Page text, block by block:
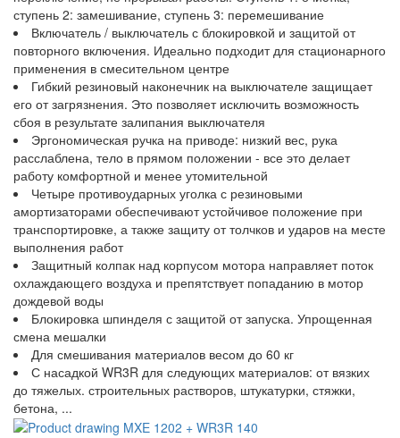
ступень 2: замешивание, ступень 3: перемешивание
Включатель / выключатель с блокировкой и защитой от
повторного включения. Идеально подходит для стационарного
применения в смесительном центре
Гибкий резиновый наконечник на выключателе защищает
его от загрязнения. Это позволяет исключить возможность
сбоя в результате залипания выключателя
Эргономическая ручка на приводе: низкий вес, рука
расслаблена, тело в прямом положении - все это делает
работу комфортной и менее утомительной
Четыре противоударных уголка с резиновыми
амортизаторами обеспечивают устойчивое положение при
транспортировке, а также защиту от толчков и ударов на месте
выполнения работ
Защитный колпак над корпусом мотора направляет поток
охлаждающего воздуха и препятствует попаданию в мотор
дождевой воды
Блокировка шпинделя с защитой от запуска. Упрощенная
смена мешалки
Для смешивания материалов весом до 60 кг
С насадкой WR3R для следующих материалов: от вязких
до тяжелых. строительных растворов, штукатурки, стяжки,
бетона, ...